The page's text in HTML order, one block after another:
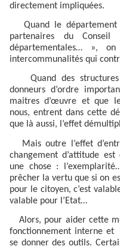
directement impliquées.
Quand le
partenaires du
départementales… »,
intercommunalités qui
Quand des
donneurs d’ordre
maitres d’œuvre et que
nous, entrent dans cette
que là aussi, l’effet
Mais outre l’effet
changement d’attitude
une chose :
prêcher la vertu que si on
pour le citoyen, c’est
valable pour l’Etat…
Alors, pour aider cette
fonctionnement interne et
se donner des outils.